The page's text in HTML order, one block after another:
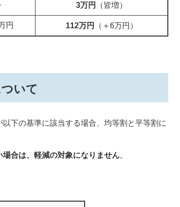
3万円 （皆増）
円 112万円 （＋6万円）
いて
下の基準に該当する場合、均等割と平等割に
場合は、軽減の対象になりません。